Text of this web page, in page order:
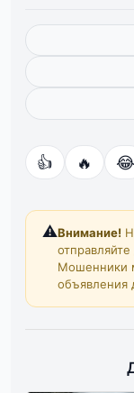
👍 🔥 😂
⚠️Внимание!
Мошенники
объявления